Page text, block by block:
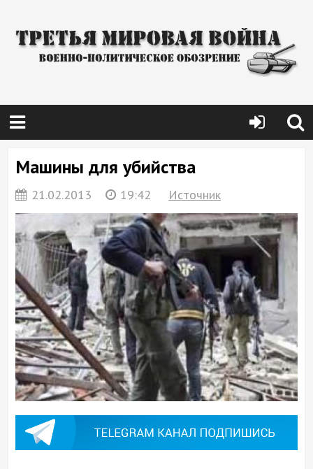
Машины для убийства
21.02.2013 19:42 Источник